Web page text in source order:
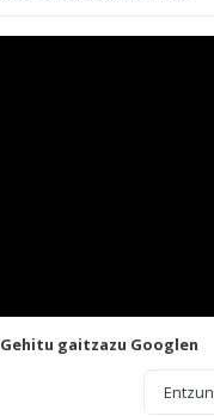
Gehitu gaitzazu Googlen
Entzun